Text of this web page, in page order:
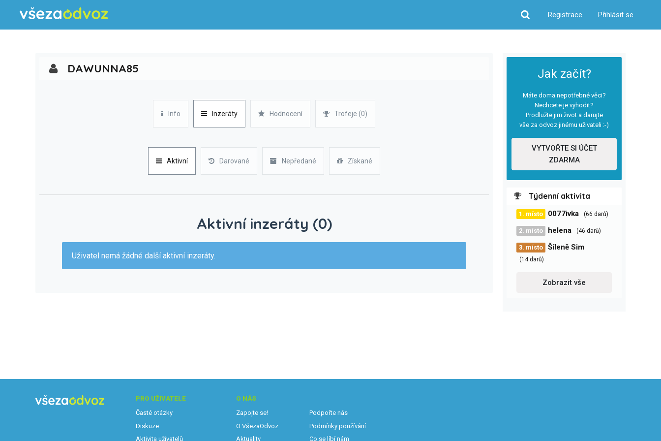
Hledat
Registrace Přihlásit se
Jak začít?
Máte doma nepotřebné věci?
Nechcete je vyhodit?
Prodlužte jim život a darujte
vše za odvoz jinému uživateli :-)
VYTVOŘTE SI ÚČET
ZDARMA
Týdenní aktivita
1. místo 0077ivka (66 darů)
2. místo helena (46 darů)
3. místo Šíleně Sim
(14 darů)
Zobrazit vše
DAWUNNA85
Info Inzeráty Hodnocení Trofeje (0)
Aktivní Darované Nepředané Získané
Aktivní inzeráty (0)
Uživatel nemá žádné další aktivní inzeráty.
PRO UŽIVATELE
Časté otázky
Diskuze
Aktivita uživatelů
O NÁS
Zapojte se!
O VšezaOdvoz
Aktuality
Podpořte nás
Podmínky používání
Co se líbí nám